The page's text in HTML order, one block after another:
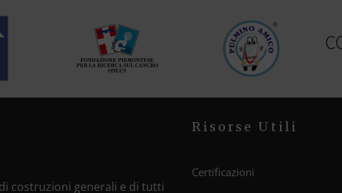
costruzioni generali e di tutti
Risorse Utili
Certificazioni